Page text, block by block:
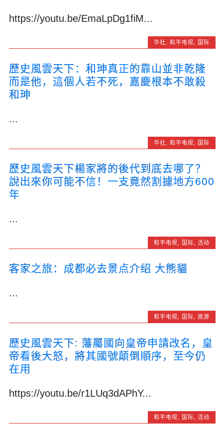
https://youtu.be/EmaLpDg1fiM...
华社, 和平电视, 国际
歷史風雲天下：和珅真正的靠山並非乾隆
而是他，這個人若不死，嘉慶根本不敢殺
和珅
...
华社, 和平电视, 国际
歷史風雲天下楊家將的後代到底去哪了？
說出來你可能不信！一支竟然割據地方600
年
...
和平电视, 国际, 活动
客家之旅：成都必去景点介绍 大熊貓
...
和平电视, 国际, 旅游
歷史風雲天下: 藩屬國向皇帝申請改名，皇
帝看後大怒，將其國號顛倒順序，至今仍
在用
https://youtu.be/r1LUq3dAPhY...
和平电视, 国际, 活动